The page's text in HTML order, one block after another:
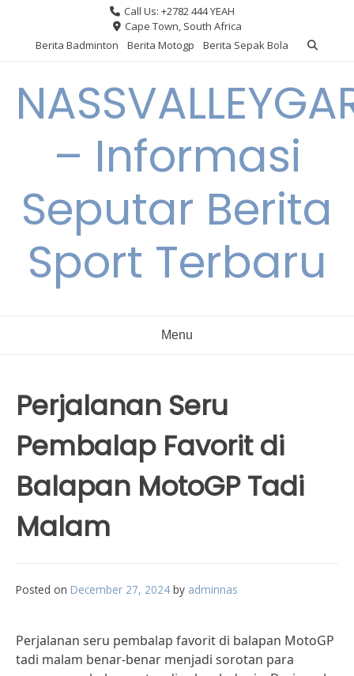
content
Call Us: +2782 444 YEAH
Cape Town, South Africa
Berita Badminton
Berita Motogp Berita Sepak Bola
– Informasi
Seputar Berita
Sport Terbaru
Menu
Perjalanan Seru
Pembalap Favorit di
Balapan MotoGP Tadi
Malam
Posted on December 27, 2024 by adminnas
Perjalanan seru pembalap favorit di balapan MotoGP
tadi malam benar-benar menjadi sorotan para